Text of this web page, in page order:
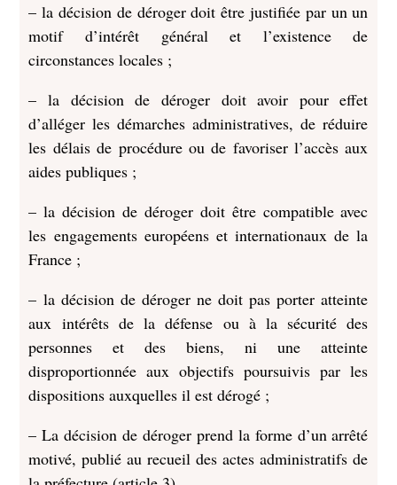
– la décision de déroger doit être justifiée par un un
motif d’intérêt général et l’existence de
circonstances locales ;
– la décision de déroger doit avoir pour effet
d’alléger les démarches administratives, de réduire
les délais de procédure ou de favoriser l’accès aux
aides publiques ;
– la décision de déroger doit être compatible avec
les engagements européens et internationaux de la
France ;
– la décision de déroger ne doit pas porter atteinte
aux intérêts de la défense ou à la sécurité des
personnes et des biens, ni une atteinte
disproportionnée aux objectifs poursuivis par les
dispositions auxquelles il est dérogé ;
– La décision de déroger prend la forme d’un arrêté
motivé, publié au recueil des actes administratifs de